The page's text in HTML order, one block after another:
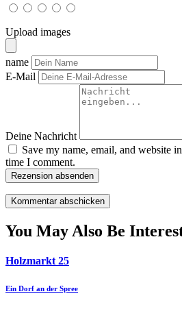
Upload images
name
E-Mail
Deine Nachricht
Save my name, email, and website
time I comment.
Rezension absenden
You May Also Be
Holzmarkt 25
Ein Dorf an der Spree